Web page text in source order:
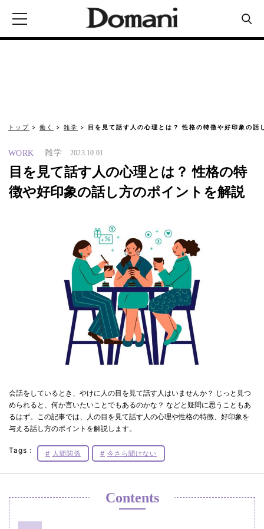
トップ 働く 雑学 目を見て話す人の心理とは？ 性格の特徴や好印象の話
WORK 雑学 2023.10.01
目を見て話す人の心理とは？ 性格の特
徴や好印象の話し方のポイントを解説
会話をしているとき、やけに人の目を見て話す人はいませんか？ じっと見つ
められると、何か言いたいことでもあるのかな？ などと疑問に思うこともあ
るはず。この記事では、人の目を見て話す人の心理や性格の特徴、好印象を
与える話し方のポイントを解説します。
Tags： 人間関係 今さら聞けない
Contents